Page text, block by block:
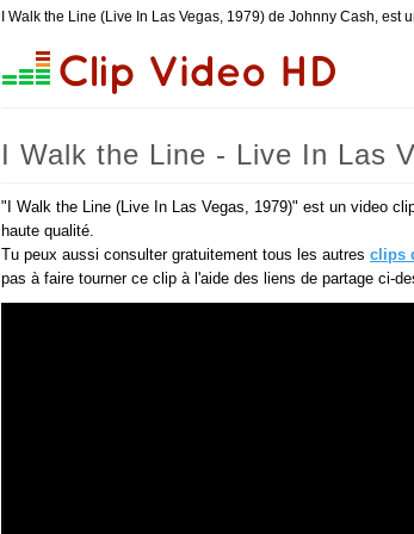
I Walk the Line (Live In Las Vegas, 1979) de Johnny Cash, est
I Walk the Line - Live In Las
"I Walk the Line (Live In Las Vegas, 1979)" est un video
haute qualité.
Tu peux aussi consulter gratuitement tous les autres clips
pas à faire tourner ce clip à l'aide des liens de partage ci-